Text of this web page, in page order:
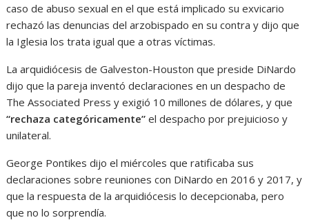
caso de abuso sexual en el que está implicado su exvicario
rechazó las denuncias del arzobispado en su contra y dijo que
la Iglesia los trata igual que a otras víctimas.
La arquidiócesis de Galveston-Houston que preside DiNardo
dijo que la pareja inventó declaraciones en un despacho de
The Associated Press y exigió 10 millones de dólares, y que
“rechaza categóricamente” el despacho por prejuicioso y
unilateral.
George Pontikes dijo el miércoles que ratificaba sus
declaraciones sobre reuniones con DiNardo en 2016 y 2017, y
que la respuesta de la arquidiócesis lo decepcionaba, pero
que no lo sorprendía.